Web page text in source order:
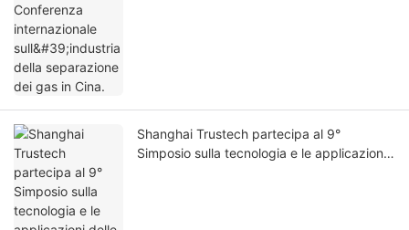
Shanghai Trustech partecipa al 9°
Simposio sulla tecnologia e le applicazioni